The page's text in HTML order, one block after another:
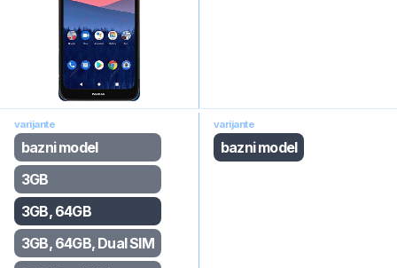
varijante
bazni model
3GB
3GB, 64GB
3GB, 64GB, Dual SIM
varijante
bazni model